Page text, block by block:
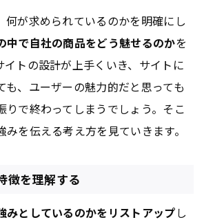
何が求められているのかを明確にし
中で自社の商品をどう魅せるのかを
イトの設計が上手くいき、サイトに
も、ユーザーの魅力的だと思っても
りで終わってしまうでしょう。そこ
を伝える考え方を見ていきます。
徴を理解する
みとしているのかをリストアップし